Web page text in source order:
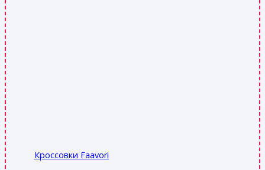
Кроссовки Faavori